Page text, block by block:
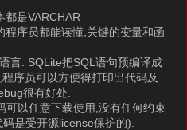
都是VARCHAR
程序员都能读懂,关键的变量和函
言: SQLite把SQL语句预编译成
序员可以方便得打印出代码及
很有好处.
可以任意下载使用,没有任何约束
是受开源license保护的).